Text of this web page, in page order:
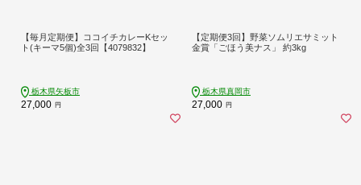
【毎月定期便】ココイチカレーKセッ
ト(キーマ5個)全3回【4079832】
栃木県矢板市
27,000 円
【定期便3回】野菜ソムリエサミット
金賞「ごほう美ナス」 約3kg
栃木県真岡市
27,000 円